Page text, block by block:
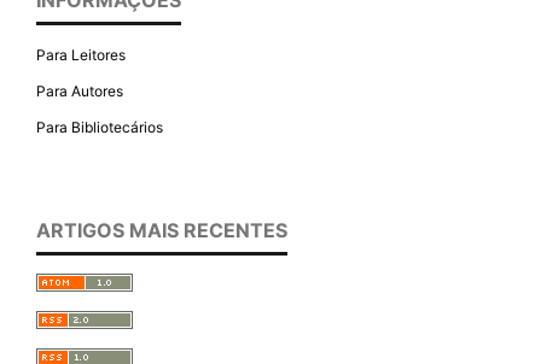
Para Leitores
Para Autores
Para Bibliotecários
ARTIGOS MAIS RECENTES